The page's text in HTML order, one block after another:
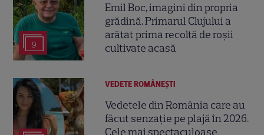
9
Emil Boc, imagini din propria
grădină. Primarul Clujului a
arătat prima recoltă de roșii
cultivate acasă
VEDETE ROMÂNEŞTI
Vedetele din România care au
făcut senzație pe plajă în 2026.
Cele mai spectaculoase